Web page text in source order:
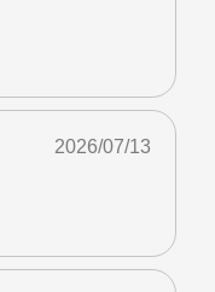
2026/07/13